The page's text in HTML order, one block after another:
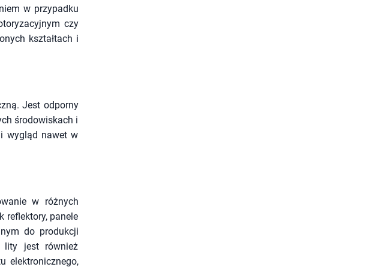
w przypadku
czy
kształtach i
Jest odporny
środowiskach i
i wygląd nawet w
w różnych
reflektory, panele
do produkcji
lity jest również
elektronicznego,